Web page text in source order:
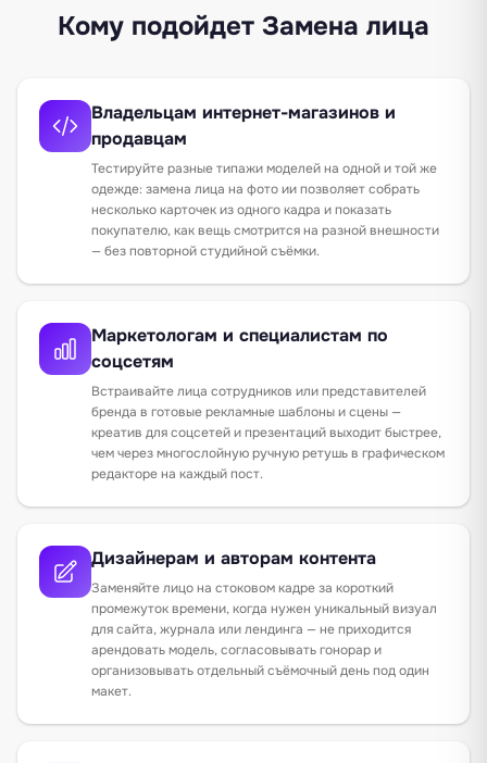
Кому подойдет Замена лица
Владельцам интернет-магазинов и
продавцам
Тестируйте разные типажи моделей на одной и той же
одежде: замена лица на фото ии позволяет собрать
несколько карточек из одного кадра и показать
покупателю, как вещь смотрится на разной внешности
— без повторной студийной съёмки.
Маркетологам и специалистам по
соцсетям
Встраивайте лица сотрудников или представителей
бренда в готовые рекламные шаблоны и сцены —
креатив для соцсетей и презентаций выходит быстрее,
чем через многослойную ручную ретушь в графическом
редакторе на каждый пост.
Дизайнерам и авторам контента
Заменяйте лицо на стоковом кадре за короткий
промежуток времени, когда нужен уникальный визуал
для сайта, журнала или лендинга — не приходится
арендовать модель, согласовывать гонорар и
организовывать отдельный съёмочный день под один
макет.